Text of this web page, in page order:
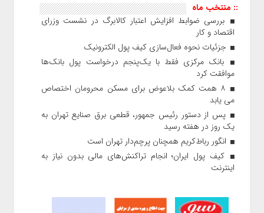
:: منتخب ماه
بررسی ضوابط افزایش اعتبار کالابرگ در نشست وزرای
اقتصاد و کار
جزئیات نحوه فعال‌سازی کیف پول الکترونیک
بانک مرکزی فقط با یک‌‎پنجم درخواست پول بانک‌ها
موافقت کرد
۸ همت کمک بلاعوض برای مسکن محرومان اختصاص
می یابد
پس از دستور رئیس‌ جمهور، قطعی برق صنایع تهران به
یک روز در هفته رسید
انگور رباط‌کریم همچنان پرچم‌دار تهران است
کیف پول ایران؛ انجام تراکنش‌های مالی بدون نیاز به
اینترنت